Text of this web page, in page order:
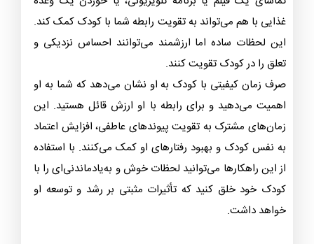
غذایی با هم می‌تواند به تقویت رابطه شما با کودک کمک کند.
این لحظات ساده اما ارزشمند می‌توانند احساس نزدیکی و
تعلق را در کودک تقویت کنند.
صرف زمان کیفیتی با کودک به او نشان می‌دهد که شما به او
اهمیت می‌دهید و برای رابطه با او ارزش قائل هستید. این
زمان‌های مشترک به تقویت پیوندهای عاطفی، افزایش اعتماد
به نفس کودک و بهبود رفتارهای او کمک می‌کنند. با استفاده
از این راهکارها می‌توانید لحظات خوش و به‌یادماندنی‌ای را با
کودک خود خلق کنید که تأثیرات مثبتی بر رشد و توسعه او
خواهد داشت.